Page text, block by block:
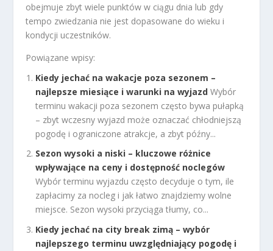
obejmuje zbyt wiele punktów w ciągu dnia lub gdy
tempo zwiedzania nie jest dopasowane do wieku i
kondycji uczestników.
Powiązane wpisy:
Kiedy jechać na wakacje poza sezonem –
najlepsze miesiące i warunki na wyjazd Wybór
terminu wakacji poza sezonem często bywa pułapką
– zbyt wczesny wyjazd może oznaczać chłodniejszą
pogodę i ograniczone atrakcje, a zbyt późny...
Sezon wysoki a niski – kluczowe różnice
wpływające na ceny i dostępność noclegów
Wybór terminu wyjazdu często decyduje o tym, ile
zapłacimy za nocleg i jak łatwo znajdziemy wolne
miejsce. Sezon wysoki przyciąga tłumy, co...
Kiedy jechać na city break zimą – wybór
najlepszego terminu uwzględniający pogodę i